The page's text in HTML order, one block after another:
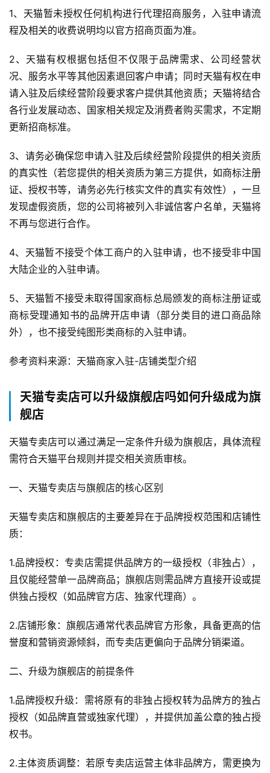
首
页
自
媒
体
E
O
优
化
i
观
电
商
营
直
播
带
货
流
广
域
社
群
问
答
区
1、天猫暂未授权任何机构进行代理招商服务，入驻申请流
程及相关的收费说明均以官方招商页面为准。
2、天猫有权根据包括但不仅限于品牌需求、公司经营状
况、服务水平等其他因素退回客户申请；同时天猫有权在申
请入驻及后续经营阶段要求客户提供其他资质；天猫将结合
各行业发展动态、国家相关规定及消费者购买需求，不定期
更新招商标准。
3、请务必确保您申请入驻及后续经营阶段提供的相关资质
的真实性（若您提供的相关资质为第三方提供，如商标注册
证、授权书等，请务必先行核实文件的真实有效性），一旦
发现虚假资质，您的公司将被列入非诚信客户名单，天猫将
不再与您进行合作。
4、天猫暂不接受个体工商户的入驻申请，也不接受非中国
大陆企业的入驻申请。
5、天猫暂不接受未取得国家商标总局颁发的商标注册证或
商标受理通知书的品牌开店申请（部分类目的进口商品除
外），也不接受纯图形类商标的入驻申请。
参考资料来源：天猫商家入驻-店铺类型介绍
天猫专卖店可以升级旗舰店吗如何升级成为旗
舰店
天猫专卖店可以通过满足一定条件升级为旗舰店，具体流程
需符合天猫平台规则并提交相关资质审核。
一、天猫专卖店与旗舰店的核心区别
天猫专卖店和旗舰店的主要差异在于品牌授权范围和店铺性
质：
1.品牌授权：专卖店需提供品牌方的一级授权（非独占），
且仅能经营单一品牌商品；旗舰店则需品牌方直接开设或提
供独占授权（如品牌官方店、独家代理商）。
2.店铺形象：旗舰店通常代表品牌官方形象，具备更高的信
誉度和营销资源倾斜，而专卖店更偏向于品牌分销渠道。
二、升级为旗舰店的前提条件
1.品牌授权升级：需将原有的非独占授权转为品牌方的独占
授权（如品牌直营或独家代理），并提供加盖公章的独占授
权书。
2.主体资质调整：若原专卖店运营主体非品牌方，需更换为